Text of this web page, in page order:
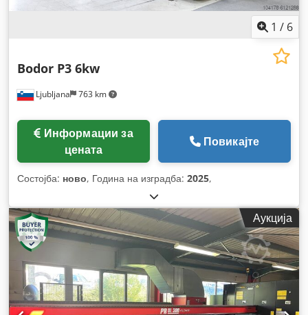
1 / 6
Ljubljana 763 km
Bodor P3 6kw
цената
Повикајте
Состојба: ново, Година на изградба: 2025,
Аукција